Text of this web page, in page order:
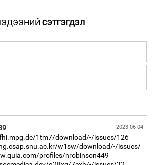
СЭТГЭГДЭЛ
2023-06-04
1tm7/download/-/issues/126
w1sw/download/-/issues/
profiles/nrobinson449